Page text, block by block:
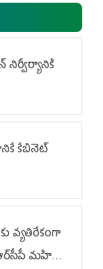
కేబినెట్‌
వ్యతిరేకంగా
మహిళా